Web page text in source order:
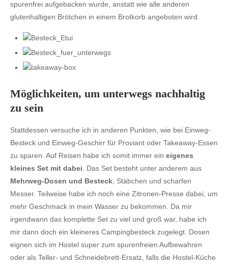
spurenfrei aufgebacken wurde, anstatt wie alle anderen
glutenhaltigen Brötchen in einem Brotkorb angeboten wird.
Möglichkeiten, um unterwegs nachhaltig
zu sein
Stattdessen versuche ich in anderen Punkten, wie bei Einweg-
Besteck und Einweg-Geschirr für Proviant oder Takeaway-Essen
zu sparen. Auf Reisen habe ich somit immer ein eigenes
kleines Set mit dabei . Das Set besteht unter anderem aus
Mehrweg-Dosen und Besteck , Stäbchen und scharfen
Messer. Teilweise habe ich noch eine Zitronen-Presse dabei, um
mehr Geschmack in mein Wasser zu bekommen. Da mir
irgendwann das komplette Set zu viel und groß war, habe ich
mir dann doch ein kleineres Campingbesteck zugelegt. Dosen
eignen sich im Hostel super zum spurenfreien Aufbewahren
oder als Teller- und Schneidebrett-Ersatz, falls die Hostel-Küche